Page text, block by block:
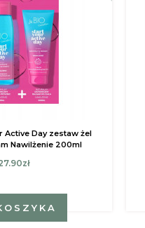
Active Day zestaw żel
Nawilżenie 200ml